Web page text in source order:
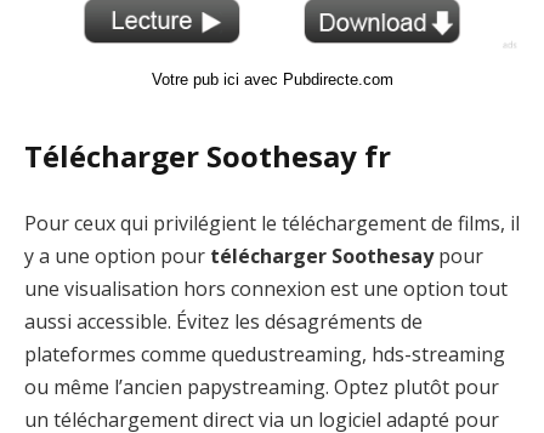
Votre pub ici avec Pubdirecte.com
Télécharger Soothesay fr
Pour ceux qui privilégient le téléchargement de films, il
y a une option pour télécharger Soothesaypour
une visualisation hors connexion est une option tout
aussi accessible. Évitez les désagréments de
plateformes comme quedustreaming, hds-streaming
ou même l’ancien papystreaming. Optez plutôt pour
un téléchargement direct via un logiciel adapté pour